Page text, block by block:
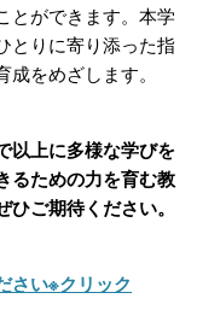
とができます。本学
とりに寄り添った指
をめざします。
以上に多様な学びを
るための力を育む教
ひご期待く ださい。
さい※クリック